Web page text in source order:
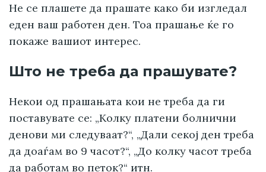
Не се плашете да прашате како би изгледал
еден ваш работен ден. Тоа прашање ќе го
покаже вашиот интерес.
Што не треба да прашувате?
Некои од прашањата кои не треба да ги
поставувате се: „Колку платени болнични
денови ми следуваат?“, „Дали секој ден треба
да доаѓам во 9 часот?“, „До колку часот треба
да работам во петок?“ итн.